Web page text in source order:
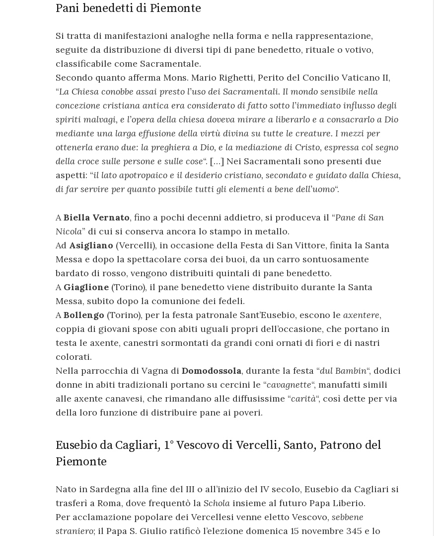
Pani benedetti di Piemonte
Si tratta di manifestazioni analoghe nella forma e nella rappresentazione,
seguite da distribuzione di diversi tipi di pane benedetto, rituale o votivo,
classificabile come Sacramentale.
Secondo quanto afferma Mons. Mario Righetti, Perito del Concilio Vaticano II,
“La Chiesa conobbe assai presto l’uso dei Sacramentali. Il mondo sensibile nella
concezione cristiana antica era considerato di fatto sotto l’immediato influsso degli
spiriti malvagi, e l’opera della chiesa doveva mirare a liberarlo e a consacrarlo a Dio
mediante una larga effusione della virtù divina su tutte le creature. I mezzi per
ottenerla erano due: la preghiera a Dio, e la mediazione di Cristo, espressa col segno
della croce sulle persone e sulle cose“. […] Nei Sacramentali sono presenti due
aspetti: “il lato apotropaico e il desiderio cristiano, secondato e guidato dalla Chiesa,
di far servire per quanto possibile tutti gli elementi a bene dell’uomo“.
A Biella Vernato, fino a pochi decenni addietro, si produceva il “Pane di San
Nicola” di cui si conserva ancora lo stampo in metallo.
Ad Asigliano (Vercelli), in occasione della Festa di San Vittore, finita la Santa
Messa e dopo la spettacolare corsa dei buoi, da un carro sontuosamente
bardato di rosso, vengono distribuiti quintali di pane benedetto.
A Giaglione (Torino), il pane benedetto viene distribuito durante la Santa
Messa, subito dopo la comunione dei fedeli.
A Bollengo (Torino), per la festa patronale Sant’Eusebio, escono le axentere,
coppia di giovani spose con abiti uguali propri dell’occasione, che portano in
testa le axente, canestri sormontati da grandi coni ornati di fiori e di nastri
colorati.
Nella parrocchia di Vagna di Domodossola, durante la festa “dul Bambin“, dodici
donne in abiti tradizionali portano su cercini le “cavagnette“, manufatti simili
alle axente canavesi, che rimandano alle diffusissime “carità“, così dette per via
della loro funzione di distribuire pane ai poveri.
Eusebio da Cagliari, 1° Vescovo di Vercelli, Santo, Patrono del
Piemonte
Nato in Sardegna alla fine del III o all’inizio del IV secolo, Eusebio da Cagliari si
trasferì a Roma, dove frequentò la Schola insieme al futuro Papa Liberio.
Per acclamazione popolare dei Vercellesi venne eletto Vescovo, sebbene
straniero; il Papa S. Giulio ratificò l’elezione domenica 15 novembre 345 e lo